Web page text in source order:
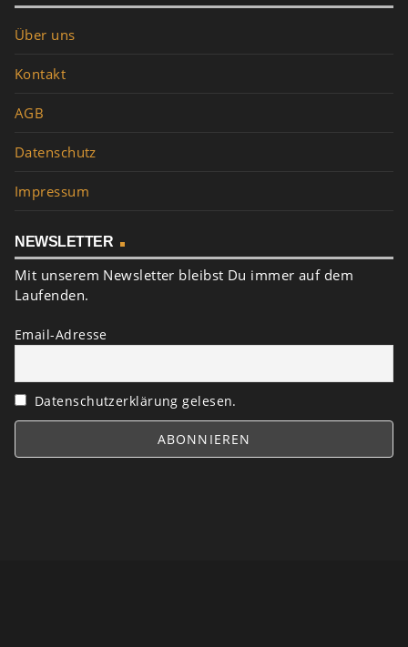
Über uns
Kontakt
AGB
Datenschutz
Impressum
NEWSLETTER
Mit unserem Newsletter bleibst Du immer auf dem
Laufenden.
Email-Adresse
Datenschutzerklärung gelesen.